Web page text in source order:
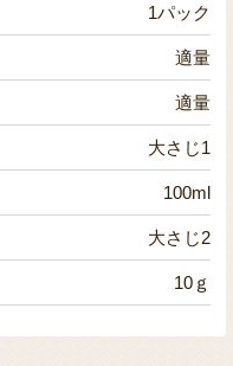
1パック
適量
適量
大さじ1
100ml
大さじ2
10ｇ